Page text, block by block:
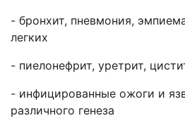
- бронхит, пневмония,
легких
- пиелонефрит, уретрит,
- инфицированные ожоги и
различного генеза